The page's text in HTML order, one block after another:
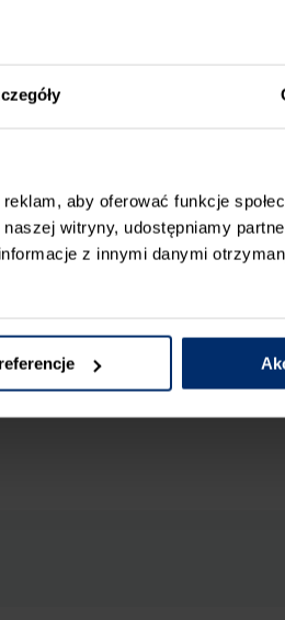
aby oferować funkcje
witryny, udostępniamy
z innymi danymi